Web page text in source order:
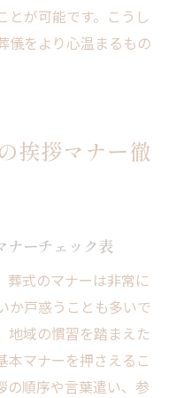
とが可能です。こうし
儀をより心温まるもの
挨拶マナー徹
ナーチェック表
葬式のマナーは非常に
か戸惑うことも多いで
地域の慣習を踏まえた
本マナーを押さえるこ
の順序や言葉遣い、参